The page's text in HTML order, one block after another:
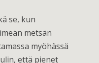
se, kun
metsän
myöhässä
että pienet